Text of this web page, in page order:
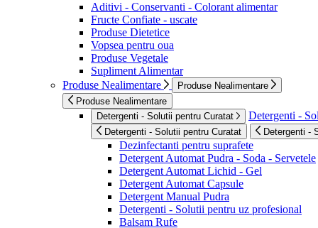
Aditivi - Conservanti - Colorant alimentar
Fructe Confiate - uscate
Produse Dietetice
Vopsea pentru oua
Produse Vegetale
Supliment Alimentar
Produse Nealimentare
Produse Nealimentare
Produse Nealimentare
Detergenti - Solutii pentru Curatat
Detergenti -
Detergenti - Solutii pentru Curatat Detergenti -
Dezinfectanti pentru suprafete
Detergent Automat Pudra - Soda - Servetele
Detergent Automat Lichid - Gel
Detergent Automat Capsule
Detergent Manual Pudra
Detergenti - Solutii pentru uz profesional
Balsam Rufe